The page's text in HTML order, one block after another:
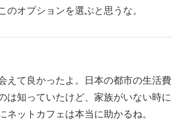
のオプションを選ぶと思うな。
えて良かったよ。日本の都市の生活費
は知っていたけど、家族がいない時に
ネットカフェは本当に助かるね。